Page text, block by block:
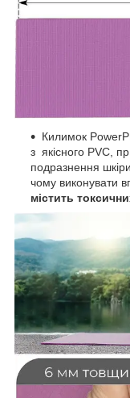
Килимок
з якісного PVC,
подразнення
чому виконувати
містить